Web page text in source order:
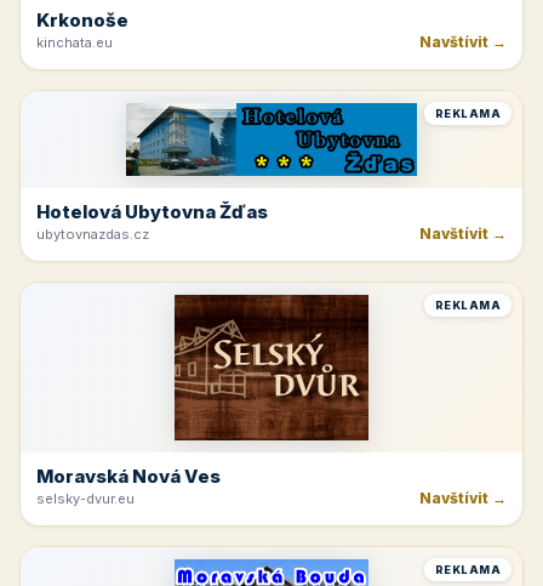
Krkonoše
kinchata.eu Navštívit →
REKLAMA
Hotelová Ubytovna Žďas
ubytovnazdas.cz Navštívit →
REKLAMA
Moravská Nová Ves
selsky-dvur.eu Navštívit →
REKLAMA